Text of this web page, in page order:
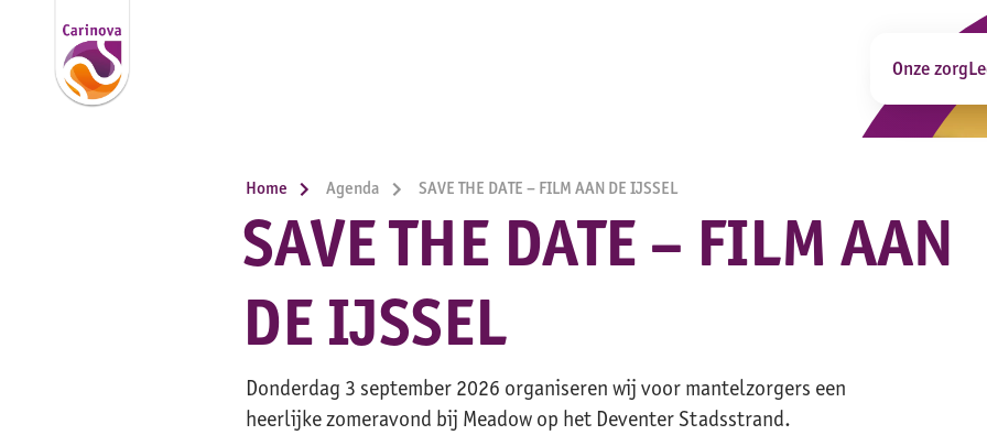
Onze zorg
Home Agenda SAVE THE DATE – FILM AAN DE IJSSEL
SAVE THE DATE – FILM AAN
DE IJSSEL
Donderdag 3 september 2026 organiseren wij voor mantelzorgers een
heerlijke zomeravond bij Meadow op het Deventer Stadsstrand.